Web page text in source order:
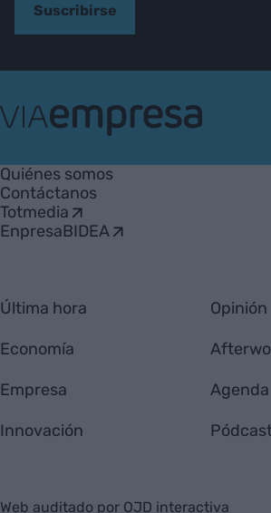
Suscribirse
Empresa
Quiénes somos
Contáctanos
Totmedia
EnpresaBIDEA
Última hora
Economía
Empresa
Innovación
Opinión
Agenda
Web auditado por OJD interactiva